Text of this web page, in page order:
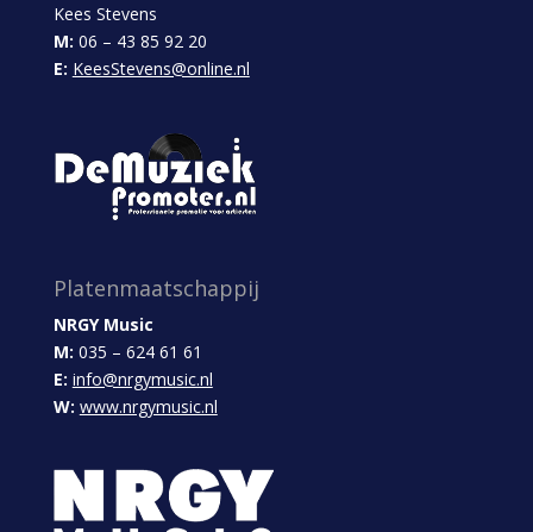
Kees Stevens
M: 06 – 43 85 92 20
E: KeesStevens@online.nl
Platenmaatschappij
NRGY Music
M: 035 – 624 61 61
E: info@nrgymusic.nl
W: www.nrgymusic.nl